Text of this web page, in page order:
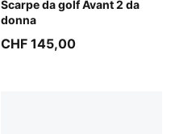
Scarpe da golf Avant 2 da
donna
PUMA White-Mint Jelly
CHF 145,00